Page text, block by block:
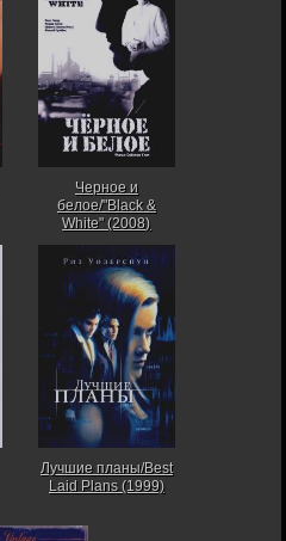
Черное и
белое/"Black &
White" (2008)
Лучшие планы/Best
Laid Plans (1999)